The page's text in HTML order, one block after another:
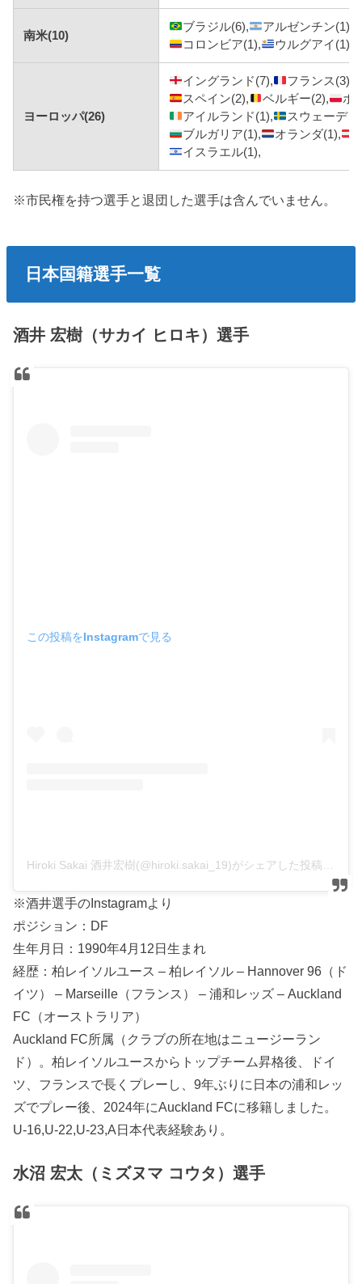
南米(10)
ブラジル(6),
アルゼンチン(1),
コロンビア(1),
ウルグアイ(1),
ヨーロッパ(26)
イングランド(7),
フランス(3),
スペイン(2),
ベルギー(2),
ポ
アイルランド(1),
スウェーデン
ブルガリア(1),
オランダ(1),
イスラエル(1),
※市民権を持つ選手と退団した選手は含んでいません。
日本国籍選手一覧
酒井 宏樹（サカイ ヒロキ）選手
この投稿をInstagramで見る
※酒井選手のInstagramより
ポジション：DF
生年月日：1990年4月12日生まれ
経歴：柏レイソルユース – 柏レイソル – Hannover 96（ド
イツ） – Marseille（フランス） – 浦和レッズ – Auckland
FC（オーストラリア）
Auckland FC所属（クラブの所在地はニュージーラン
ド）。柏レイソルユースからトップチーム昇格後、ドイ
ツ、フランスで長くプレーし、9年ぶりに日本の浦和レッ
ズでプレー後、2024年にAuckland FCに移籍しました。
U-16,U-22,U-23,A日本代表経験あり。
水沼 宏太（ミズヌマ コウタ）選手